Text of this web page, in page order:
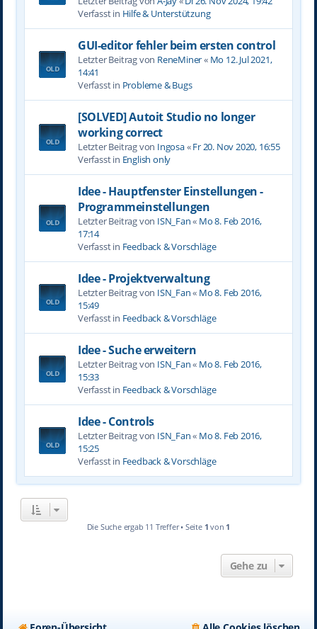
Verfasst in Hilfe & Unterstützung
GUI-editor fehler beim ersten control
Letzter Beitrag von ReneMiner« Mo 12. Jul 2021,
14:41
Verfasst in Probleme & Bugs
[SOLVED] Autoit Studio no longer
working correct
Letzter Beitrag von Ingosa«Fr 20. Nov 2020, 16:55
Verfasst in English only
Idee - Hauptfenster Einstellungen -
Programmeinstellungen
Letzter Beitrag von ISN_Fan« Mo 8. Feb 2016,
17:14
Verfasst in Feedback & Vorschläge
Idee - Projektverwaltung
Letzter Beitrag von ISN_Fan« Mo 8. Feb 2016,
15:49
Verfasst in Feedback & Vorschläge
Idee - Suche erweitern
Letzter Beitrag von ISN_Fan« Mo 8. Feb 2016,
15:33
Verfasst in Feedback & Vorschläge
Idee - Controls
Letzter Beitrag von ISN_Fan« Mo 8. Feb 2016,
15:25
Verfasst in Feedback & Vorschläge
Die Suche ergab 11 Treffer • Seite 1 von 1
Gehe zu